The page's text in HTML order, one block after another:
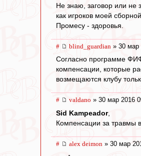
Не знаю, заговор или не
как игроков моей сборной.
Промесу - здоровья.
# blind_guardian » 30 мар
Согласно программе
компенсации, которые
возмещаются клубу
# valdano » 30 мар 2016
Sid Kampeador,
Компенсации за травмы
# alex deimon » 30 мар